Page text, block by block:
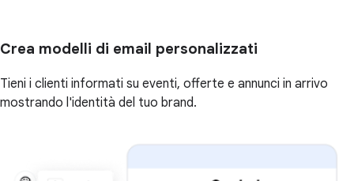
Crea modelli di email personalizzati
Tieni i clienti informati su eventi, offerte e annunci in arrivo
mostrando l'identità del tuo brand.